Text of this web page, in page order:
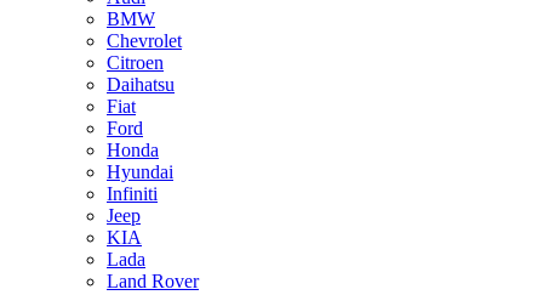
BMW
Chevrolet
Citroen
Daihatsu
Fiat
Ford
Honda
Hyundai
Infiniti
Jeep
KIA
Lada
Land Rover